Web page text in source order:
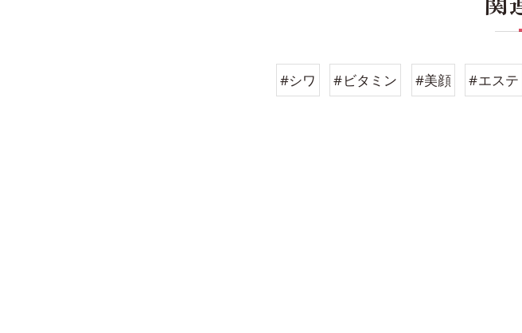
#シワ #ビタミン #美顔 #エステ